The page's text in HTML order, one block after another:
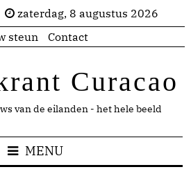
zaterdag, 8 augustus 2026
steun Contact
Curacao
van de eilanden - het hele beeld
MENU